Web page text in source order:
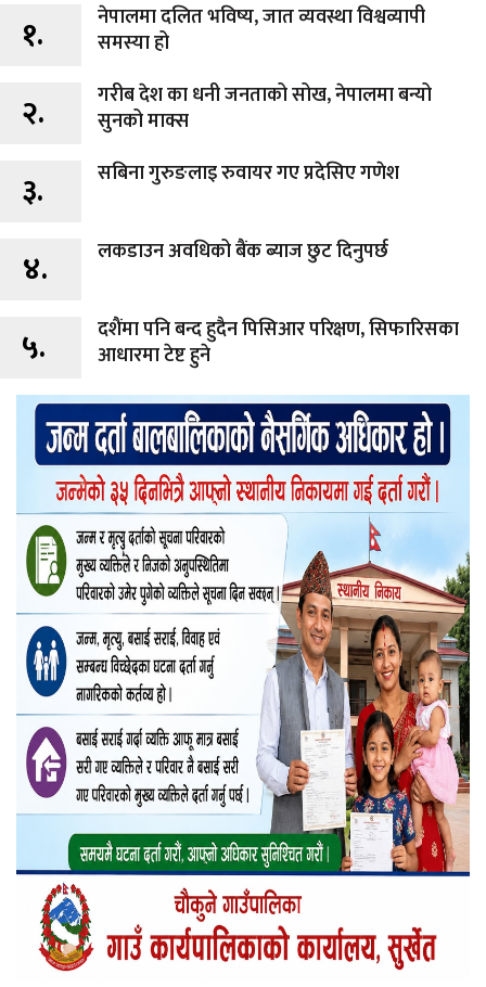
१.
नेपालमा दलित भविष्य, जात व्यवस्था विश्वव्यापी
समस्या हो
२.
गरीब देश का धनी जनताको सोख, नेपालमा बन्यो
सुनको माक्स
३. सबिना गुरुङलाइ रुवायर गए प्रदेसिए गणेश
४. लकडाउन अवधिको बैंक ब्याज छुट दिनुपर्छ
५.
दशैंमा पनि बन्द हुदैन पिसिआर परिक्षण, सिफारिसका
आधारमा टेष्ट हुने